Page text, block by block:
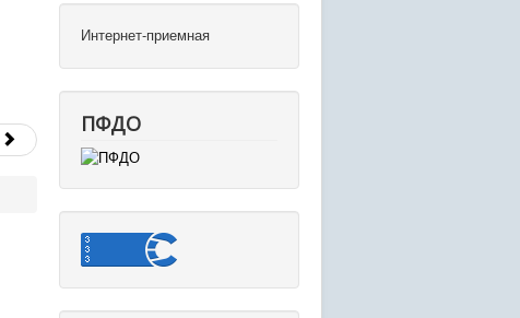
Интернет-приемная
ПФДО